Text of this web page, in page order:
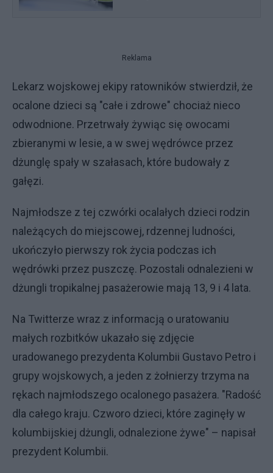
Reklama
Lekarz wojskowej ekipy ratowników stwierdził, że
ocalone dzieci są "całe i zdrowe" chociaż nieco
odwodnione. Przetrwały żywiąc się owocami
zbieranymi w lesie, a w swej wędrówce przez
dżunglę spały w szałasach, które budowały z
gałęzi.
Najmłodsze z tej czwórki ocalałych dzieci rodzin
należących do miejscowej, rdzennej ludności,
ukończyło pierwszy rok życia podczas ich
wędrówki przez puszczę. Pozostali odnalezieni w
dżungli tropikalnej pasażerowie mają 13, 9 i 4 lata.
Na Twitterze wraz z informacją o uratowaniu
małych rozbitków ukazało się zdjęcie
uradowanego prezydenta Kolumbii Gustavo Petro i
grupy wojskowych, a jeden z żołnierzy trzyma na
rękach najmłodszego ocalonego pasażera. "Radość
dla całego kraju. Czworo dzieci, które zaginęły w
kolumbijskiej dżungli, odnalezione żywe" – napisał
prezydent Kolumbii.